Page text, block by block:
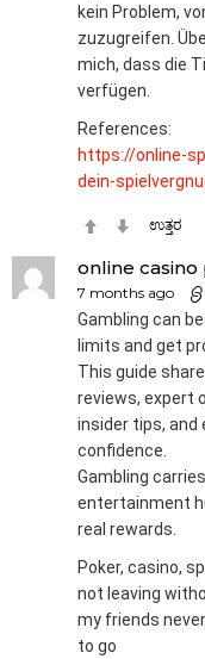
kein Problem,
zuzugreifen.
mich, dass die
verfügen.
References:
https://online-
dein-
ಉತ್ತರ
online
7 months ago
Gambling can
limits and get
This guide
reviews, expert
insider tips, and
confidence.
Gambling
entertainment
real rewards.
Poker, casino,
not leaving
my friends
to go